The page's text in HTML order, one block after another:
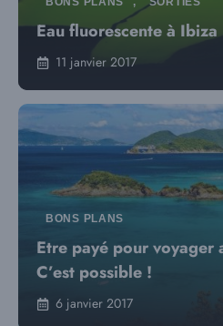
Eau fluorescente à Ibiza
11 janvier 2017
BONS PLANS
Etre payé pour voyager
C’est possible !
6 janvier 2017